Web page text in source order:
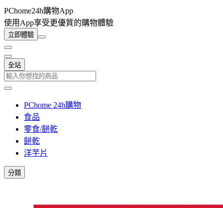
PChome24h購物App
使用App享受更優質的購物體驗
立即體驗
全站
PChome 24h購物
食品
零食/餅乾
餅乾
洋芋片
分類